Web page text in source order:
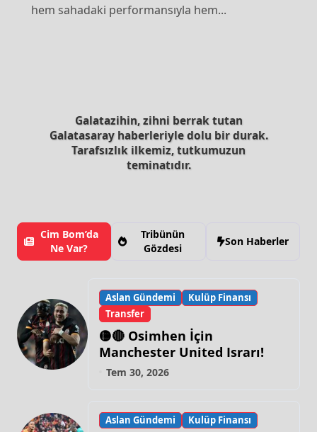
hem sahadaki performansıyla hem...
Galatazihin, zihni berrak tutan
Galatasaray haberleriyle dolu bir durak.
Tarafsızlık ilkemiz, tutkumuzun
teminatıdır.
Cim Bom’da
Ne Var?
Tribünün
Gözdesi
Son Haberler
Aslan Gündemi
Kulüp Finansı
Transfer
🟡🔴 Osimhen İçin
Manchester United Israrı!
Tem 30, 2026
Aslan Gündemi Kulüp Finansı